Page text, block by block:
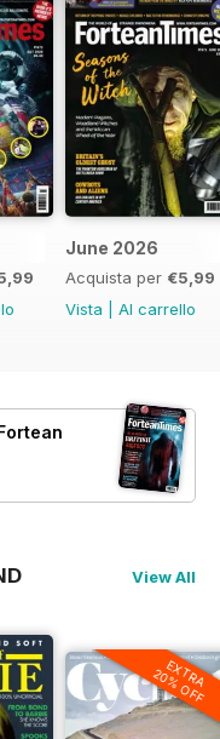
June 2026
Acquista per €5,99
Vista
Al carrello
View All
EXTRA
20% OFF